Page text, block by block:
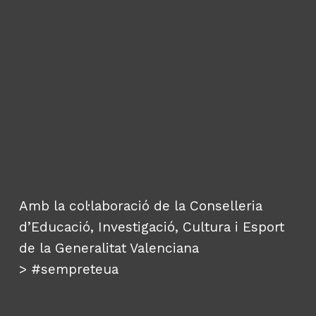
Amb la col·laboració de la Conselleria
d’Educació, Investigació, Cultura i Esport
de la Generalitat Valenciana
> #sempreteua